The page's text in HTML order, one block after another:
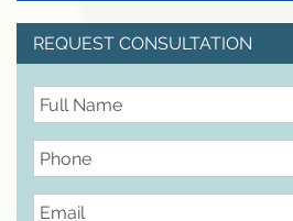
REQUEST CONSULTATION
Phone
Email